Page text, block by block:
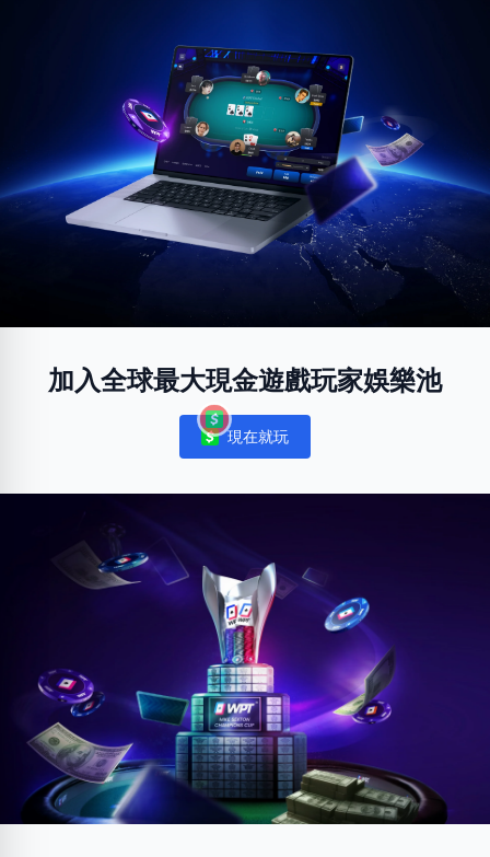
加入全球最大現金遊戲玩家娛樂池
Notifications
現在就玩